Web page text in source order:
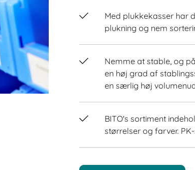
Med plukkekasser har
plukning og nem
Nemme at stable, og
en høj grad af
en særlig høj
BITO's sortiment
størrelser og farver.